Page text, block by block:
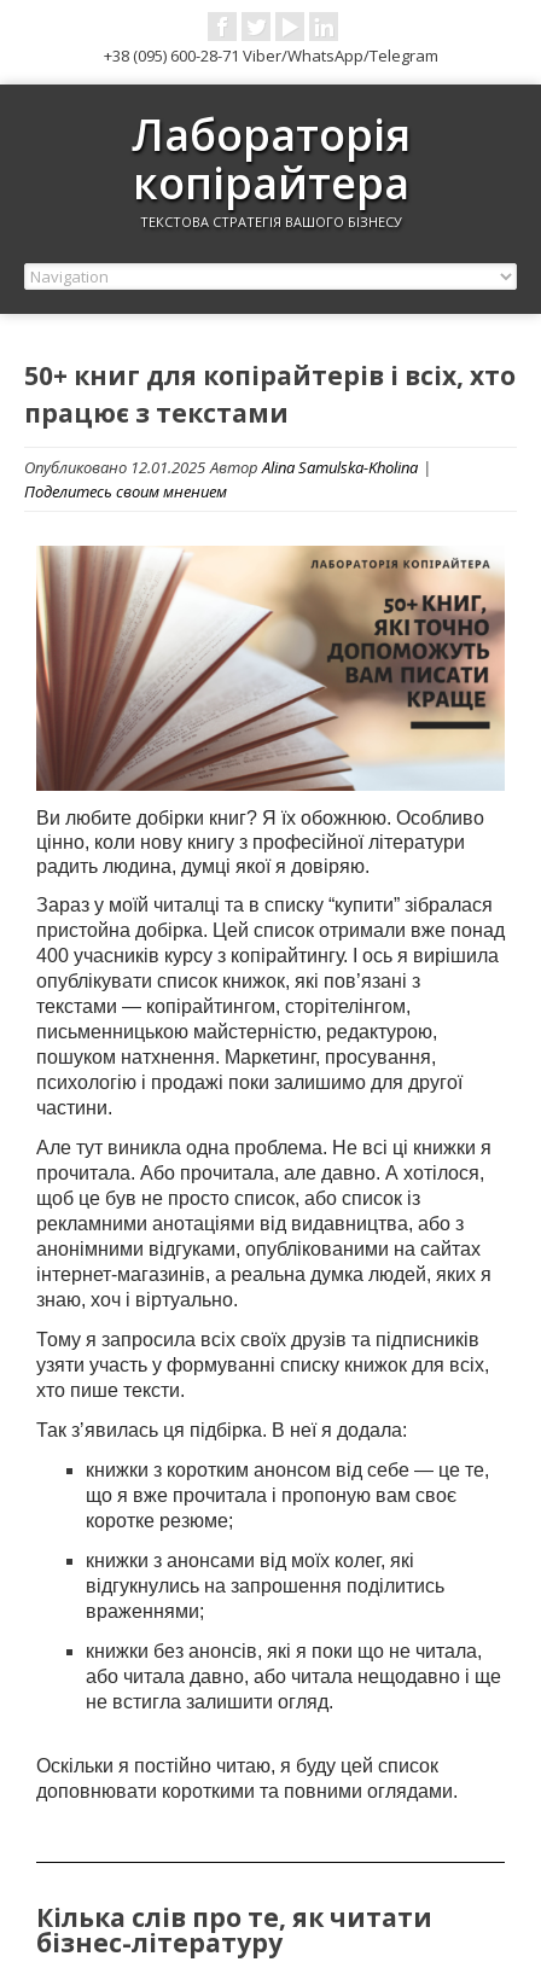
+38 (095) 600-28-71 Viber/WhatsApp/Telegram
Лабораторія
копірайтера
ТЕКСТОВА СТРАТЕГІЯ ВАШОГО БІЗНЕСУ
50+ книг для копірайтерів і всіх, хто
працює з текстами
Опубликовано 12.01.2025 АвторAlina Samulska-Kholina |
Поделитесь своим мнением
Ви любите добірки книг? Я їх обожнюю. Особливо
цінно, коли нову книгу з професійної літератури
радить людина, думці якої я довіряю.
Зараз у моїй читалці та в списку “купити” зібралася
пристойна добірка. Цей список отримали вже понад
400 учасників курсу з копірайтингу. І ось я вирішила
опублікувати список книжок, які пов’язані з
текстами — копірайтингом, сторітелінгом,
письменницькою майстерністю, редактурою,
пошуком натхнення. Маркетинг, просування,
психологію і продажі поки залишимо для другої
частини.
Але тут виникла одна проблема. Не всі ці книжки я
прочитала. Або прочитала, але давно. А хотілося,
щоб це був не просто список, або список із
рекламними анотаціями від видавництва, або з
анонімними відгуками, опублікованими на сайтах
інтернет-магазинів, а реальна думка людей, яких я
знаю, хоч і віртуально.
Тому я запросила всіх своїх друзів та підписників
узяти участь у формуванні списку книжок для всіх,
хто пише тексти.
Так зʼявилась ця підбірка. В неї я додала:
книжки з коротким анонсом від себе — це те,
що я вже прочитала і пропоную вам своє
коротке резюме;
книжки з анонсами від моїх колег, які
відгукнулись на запрошення поділитись
враженнями;
книжки без анонсів, які я поки що не читала,
або читала давно, або читала нещодавно і ще
не встигла залишити огляд.
Оскільки я постійно читаю, я буду цей список
доповнювати короткими та повними оглядами.
Кілька слів про те, як читати
бізнес-літературу